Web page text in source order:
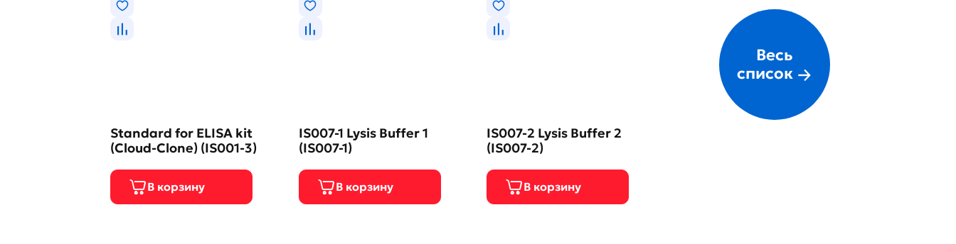
Standard for ELISA kit
(Cloud-Clone) (IS001-3)
IS007-1 Lysis Buffer 1
(IS007-1)
IS007-2 Lysis Buffer 2
(IS007-2)
Весь
список